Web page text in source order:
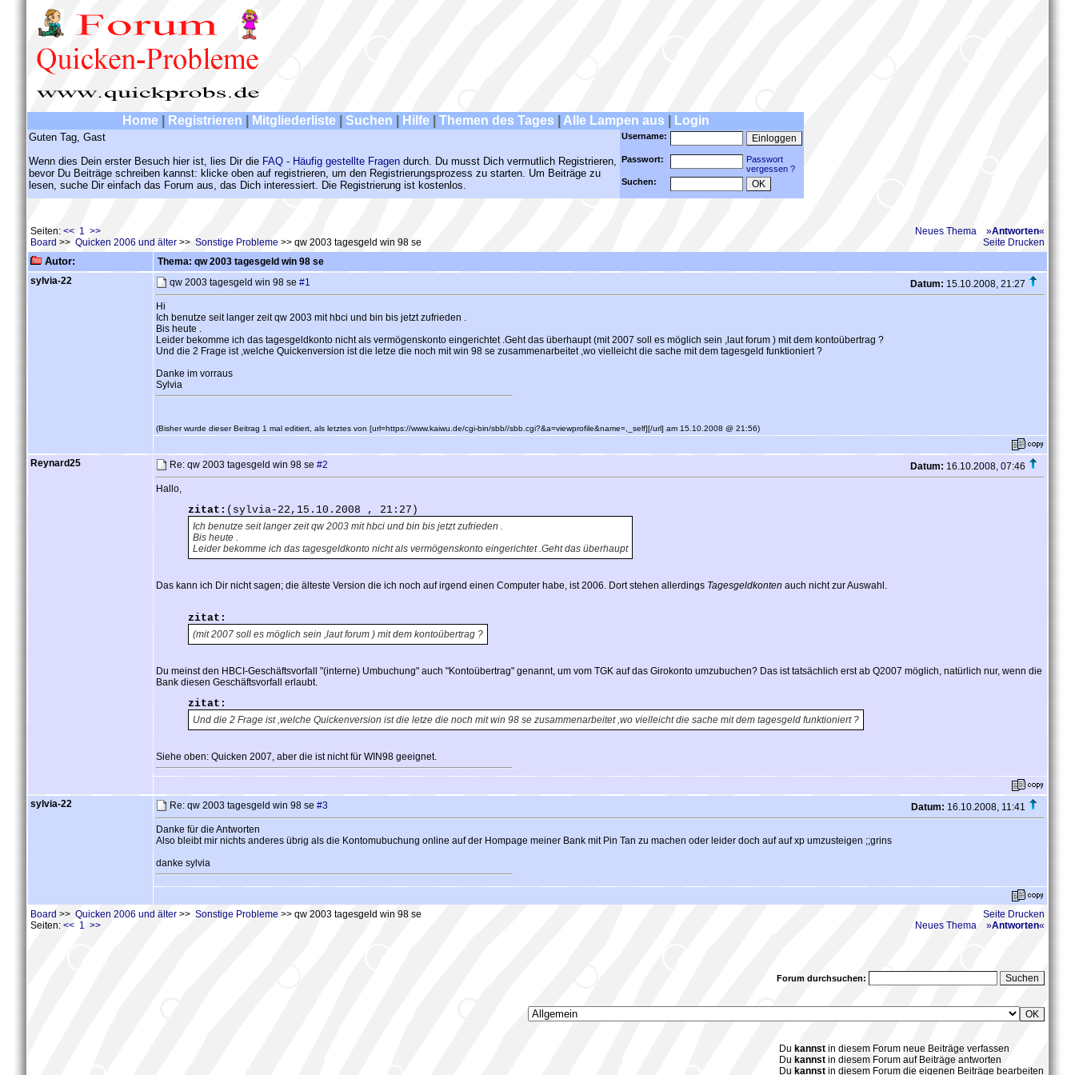
Home Registrieren Mitgliederliste Suchen Hilfe Themen des Tages Alle Lampen aus Login
Guten Tag, Gast
Wenn dies Dein erster Besuch hier ist, lies Dir die FAQ - Häufig gestellte Fragen durch. Du musst Dich vermutlich Registrieren,
bevor Du Beiträge schreiben kannst: klicke oben auf registrieren, um den Registrierungsprozess zu starten. Um Beiträge zu
lesen, suche Dir einfach das Forum aus, das Dich interessiert. Die Registrierung ist kostenlos.
Username:
Passwort:
Passwort
vergessen ?
Suchen:
Seiten: << 1 >>
Board >> Quicken 2006 und älter >> Sonstige Probleme >> qw 2003 tagesgeld win 98 se
Neues Thema »Antworten«
Seite Drucken
Autor:
Thema: qw 2003 tagesgeld win 98 se
sylvia-22
qw 2003 tagesgeld win 98 se #1 Datum: 15.10.2008, 21:27
Hi
Ich benutze seit langer zeit qw 2003 mit hbci und bin bis jetzt zufrieden .
Bis heute .
Leider bekomme ich das tagesgeldkonto nicht als vermögenskonto eingerichtet .Geht das überhaupt (mit 2007 soll es möglich sein ,laut forum ) mit dem kontoübertrag ?
Und die 2 Frage ist ,welche Quickenversion ist die letze die noch mit win 98 se zusammenarbeitet ,wo vielleicht die sache mit dem tagesgeld funktioniert ?
Danke im vorraus
Sylvia
(Bisher wurde dieser Beitrag 1 mal editiert, als letztes von [url=https://www.kaiwu.de/cgi-bin/sbb//sbb.cgi?&a=viewprofile&name=,_self][/url] am 15.10.2008 @ 21:56)
Reynard25 Re: qw 2003 tagesgeld win 98 se #2 Datum: 16.10.2008, 07:46
Hallo,
zitat: (sylvia-22,15.10.2008 , 21:27)
Ich benutze seit langer zeit qw 2003 mit hbci und bin bis jetzt zufrieden .
Bis heute .
Leider bekomme ich das tagesgeldkonto nicht als vermögenskonto eingerichtet .Geht das überhaupt
Das kann ich Dir nicht sagen; die älteste Version die ich noch auf irgend einen Computer habe, ist 2006. Dort stehen allerdings Tagesgeldkonten auch nicht zur Auswahl.
zitat:
(mit 2007 soll es möglich sein ,laut forum ) mit dem kontoübertrag ?
Du meinst den HBCI-Geschäftsvorfall "(interne) Umbuchung" auch "Kontoübertrag" genannt, um vom TGK auf das Girokonto umzubuchen? Das ist tatsächlich erst ab Q2007 möglich, natürlich nur, wenn die
Bank diesen Geschäftsvorfall erlaubt.
zitat:
Und die 2 Frage ist ,welche Quickenversion ist die letze die noch mit win 98 se zusammenarbeitet ,wo vielleicht die sache mit dem tagesgeld funktioniert ?
Siehe oben: Quicken 2007, aber die ist nicht für WIN98 geeignet.
sylvia-22 Re: qw 2003 tagesgeld win 98 se #3 Datum: 16.10.2008, 11:41
Danke für die Antworten
Also bleibt mir nichts anderes übrig als die Kontomubuchung online auf der Hompage meiner Bank mit Pin Tan zu machen oder leider doch auf auf xp umzusteigen ;;grins
danke sylvia
Board >> Quicken 2006 und älter >> Sonstige Probleme >> qw 2003 tagesgeld win 98 se
Seiten: << 1 >>
Seite Drucken
Neues Thema
»Antworten«
Forum durchsuchen:
Du kannst in diesem Forum neue Beiträge verfassen
Du kannst in diesem Forum auf Beiträge antworten
Du kannst in diesem Forum die eigenen Beiträge bearbeiten